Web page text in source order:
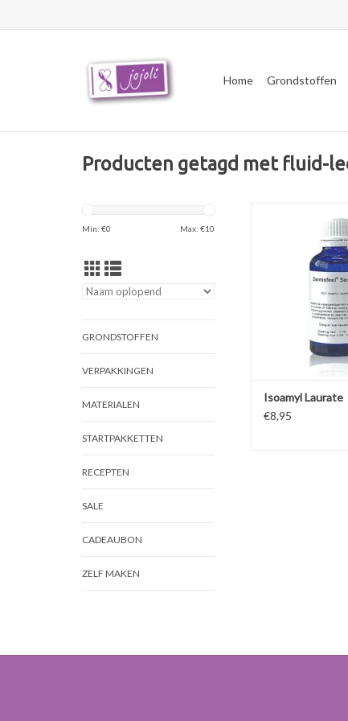
Home Grondstoffen
Producten getagd met fluid-
Min: €0 Max: €10
GRONDSTOFFEN
VERPAKKINGEN
MATERIALEN
STARTPAKKETTEN
RECEPTEN
SALE
CADEAUBON
ZELF MAKEN
esterolie en kan
worden als
in
make-
draagolie voor
TOEVOEGEN AAN
Isoamyl Laurate
€8,95